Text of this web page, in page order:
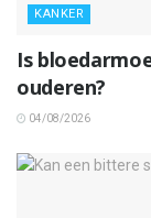
KANKER
Is
ouderen?
04/08/2026